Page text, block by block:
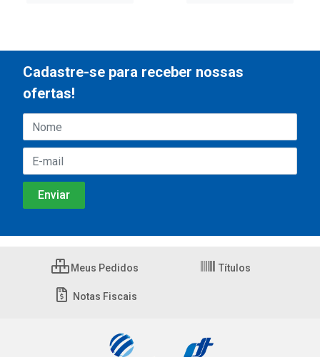
Cadastre-se para receber nossas
ofertas!
Meus Pedidos Títulos
Notas Fiscais